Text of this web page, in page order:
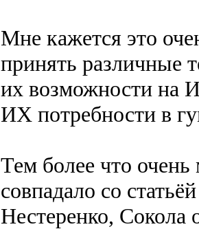
Мне кажется это
принять различные
их возможности на
ИХ потребности в
Тем более что очень
совпадало со
Нестеренко, Сокола